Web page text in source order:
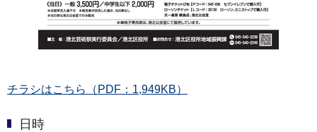
チラシはこちら（PDF：1,949KB）
日時